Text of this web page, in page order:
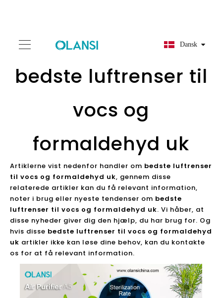
Dansk
bedste luftrenser til
vocs og
formaldehyd uk
Artiklerne vist nedenfor handler om bedste luftrenser
til vocs og formaldehyd uk, gennem disse
relaterede artikler kan du få relevant information,
noter i brug eller nyeste tendenser om bedste
luftrenser til vocs og formaldehyd uk. Vi håber, at
disse nyheder giver dig den hjælp, du har brug for. Og
hvis disse bedste luftrenser til vocs og formaldehyd
uk artikler ikke kan løse dine behov, kan du kontakte
os for at få relevant information.